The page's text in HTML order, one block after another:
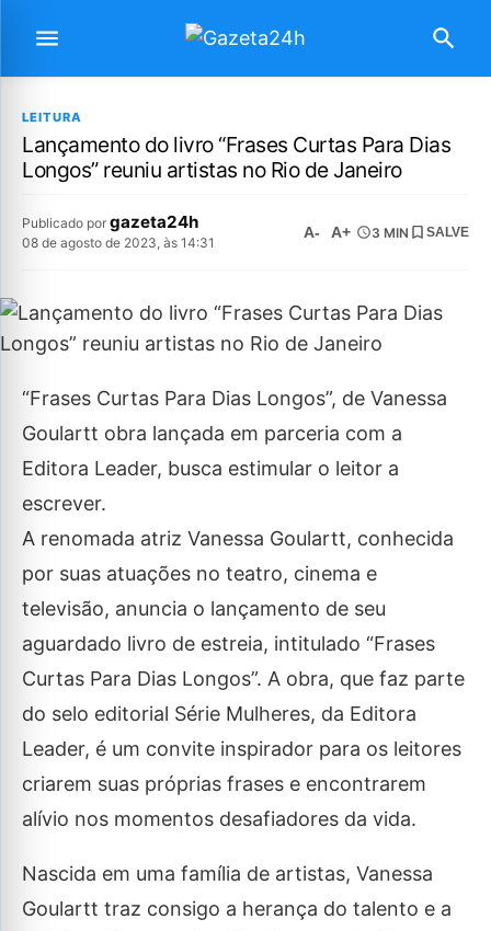
LEITURA
Lançamento do livro “Frases Curtas Para Dias
Longos” reuniu artistas no Rio de Janeiro
Publicado por gazeta24h
08 de agosto de 2023, às 14:31
A- A+ 3 MIN SALVE
“Frases Curtas Para Dias Longos”, de Vanessa
Goulartt obra lançada em parceria com a
Editora Leader, busca estimular o leitor a
escrever.
A renomada atriz Vanessa Goulartt, conhecida
por suas atuações no teatro, cinema e
televisão, anuncia o lançamento de seu
aguardado livro de estreia, intitulado “Frases
Curtas Para Dias Longos”. A obra, que faz parte
do selo editorial Série Mulheres, da Editora
Leader, é um convite inspirador para os leitores
criarem suas próprias frases e encontrarem
alívio nos momentos desafiadores da vida.
Nascida em uma família de artistas, Vanessa
Goulartt traz consigo a herança do talento e a